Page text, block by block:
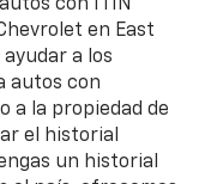
con ITIN
en East
a los
autos con
a la propiedad de
el historial
un historial